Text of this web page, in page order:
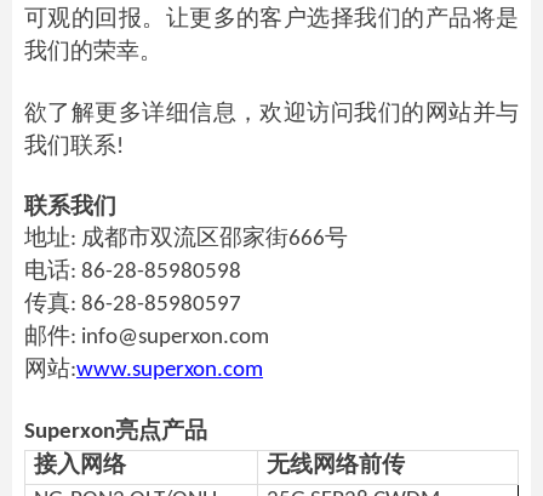
可观的回报。让更多的客户选择我们的产品将是
我们的荣幸。
欲了解更多详细信息，欢迎访问我们的网站并与
我们联系!
联系我们
地址: 成都市双流区邵家街666号
电话: 86-28-85980598
传真: 86-28-85980597
邮件: info@superxon.com
网站:www.superxon.com
Superxon亮点产品
接入网络
无线网络前传